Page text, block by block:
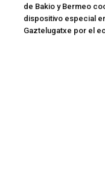
de Bakio y Bermeo
dispositivo especial
Gaztelugatxe por el